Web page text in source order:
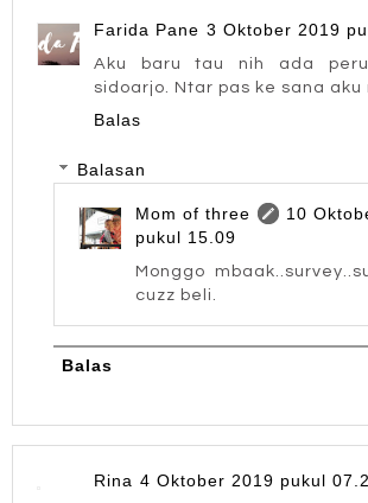
Farida Pane 3 Oktober 2019
Aku baru tau nih ada
sidoarjo. Ntar pas ke sana aku
Balas
Balasan
Mom of three
10
pukul 15.09
Monggo
cuzz beli.
Balas
Rina 4 Oktober 2019 pukul